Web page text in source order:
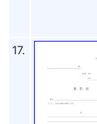
17.